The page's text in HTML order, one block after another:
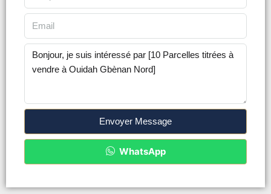
Envoyer Message
WhatsApp